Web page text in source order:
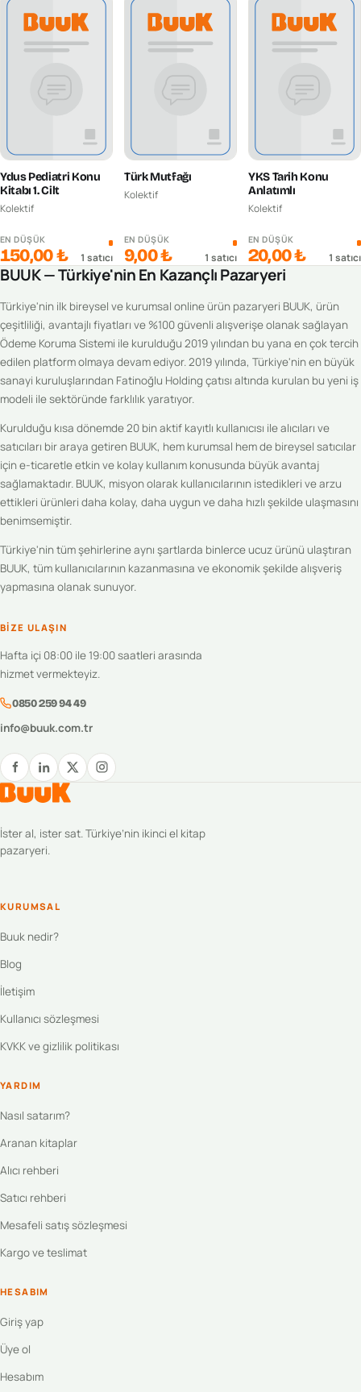
Ydus Pediatri Konu
Kitabı 1. Cilt
Kolektif
EN DÜŞÜK
150,00 ₺ 1 satıcı
Türk Mutfağı
Kolektif
EN DÜŞÜK
9,00 ₺ 1 satıcı
YKS Tarih Konu
Anlatımlı
Kolektif
EN DÜŞÜK
20,00 ₺ 1 satıcı
BUUK — Türkiye'nin En Kazançlı Pazaryeri
Türkiye'nin ilk bireysel ve kurumsal online ürün pazaryeri BUUK, ürün
çeşitliliği, avantajlı fiyatları ve %100 güvenli alışverişe olanak sağlayan
Ödeme Koruma Sistemi ile kurulduğu 2019 yılından bu yana en çok tercih
edilen platform olmaya devam ediyor. 2019 yılında, Türkiye'nin en büyük
sanayi kuruluşlarından Fatinoğlu Holding çatısı altında kurulan bu yeni iş
modeli ile sektöründe farklılık yaratıyor.
Kurulduğu kısa dönemde 20 bin aktif kayıtlı kullanıcısı ile alıcıları ve
satıcıları bir araya getiren BUUK, hem kurumsal hem de bireysel satıcılar
için e-ticaretle etkin ve kolay kullanım konusunda büyük avantaj
sağlamaktadır. BUUK, misyon olarak kullanıcılarının istedikleri ve arzu
ettikleri ürünleri daha kolay, daha uygun ve daha hızlı şekilde ulaşmasını
benimsemiştir.
Türkiye'nin tüm şehirlerine aynı şartlarda binlerce ucuz ürünü ulaştıran
BUUK, tüm kullanıcılarının kazanmasına ve ekonomik şekilde alışveriş
yapmasına olanak sunuyor.
BIZE ULAŞIN
Hafta içi 08:00 ile 19:00 saatleri arasında
hizmet vermekteyiz.
0850 259 94 49
info@buuk.com.tr
İster al, ister sat. Türkiye’nin ikinci el kitap
pazaryeri.
KURUMSAL
Buuk nedir?
Blog
İletişim
Kullanıcı sözleşmesi
KVKK ve gizlilik politikası
YARDIM
Nasıl satarım?
Aranan kitaplar
Alıcı rehberi
Satıcı rehberi
Mesafeli satış sözleşmesi
Kargo ve teslimat
HESABIM
Giriş yap
Üye ol
Hesabım